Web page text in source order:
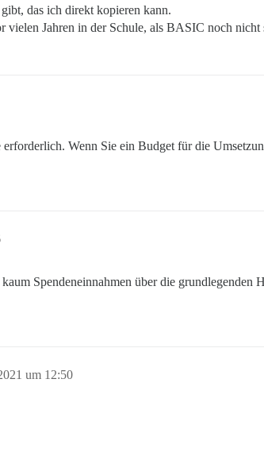
das ich direkt kopieren kann.
vielen Jahren in der Schule, als BASIC noch nicht
Wenn Sie ein Budget für die
Spendeneinnahmen über die grundlegenden
um 12:50